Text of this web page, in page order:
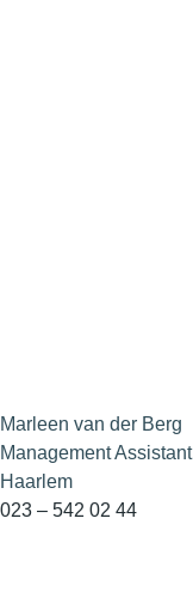
Marleen van der Berg
Management Assistant
Haarlem
023 – 542 02 44